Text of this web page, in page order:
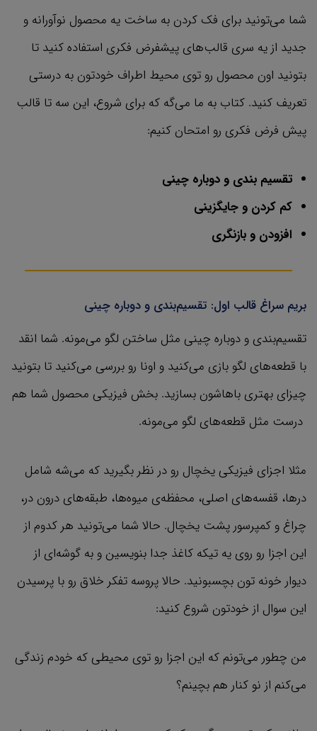
شما می‌تونید برای فک کردن به ساخت یه محصول نوآورانه و
جدید از یه سری قالب‌های پیشفرض فکری استفاده کنید تا
بتونید اون محصول رو توی محیط اطراف خودتون به درستی
تعریف کنید. کتاب به ما می‌گه که برای شروع، این سه تا قالب
پیش فرض فکری رو امتحان کنیم:
تقسیم بندی و دوباره چینی
کم کردن و جایگزینی
افزودن و بازنگری
بریم سراغ قالب اول: تقسیم‌بندی و دوباره چینی
تقسیم‌بندی و دوباره چینی مثل ساختن لگو می‌مونه. شما انقد
با قطعه‌های لگو بازی می‌کنید و اونا رو بررسی می‌کنید تا بتونید
چیزای بهتری باهاشون بسازید. بخش فیزیکی محصول شما هم
درست مثل قطعه‌های لگو می‌مونه.
مثلا اجزای فیزیکی یخچال رو در نظر بگیرید که می‌شه شامل
درها، قفسه‌های اصلی، محفظه‌ی میوه‌ها، طبقه‌های درون در،
چراغ و کمپرسور پشت یخچال. حالا شما می‌تونید هر کدوم از
این اجزا رو روی یه تیکه کاغذ جدا بنویسین و به گوشه‌ای از
دیوار خونه تون بچسبونید. حالا پروسه تفکر خلاق رو با پرسیدن
این سوال از خودتون شروع کنید:
من چطور می‌تونم که این اجزا رو توی محیطی که خودم زندگی
می‌کنم از نو کنار هم بچینم؟